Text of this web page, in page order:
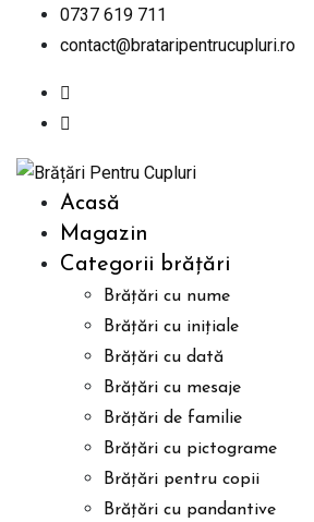
0737 619 711
contact@brataripentrucupluri.ro
Acasă
Magazin
Categorii brățări
Brățări cu nume
Brățări cu inițiale
Brățări cu dată
Brățări cu mesaje
Brățări de familie
Brățări cu pictograme
Brățări pentru copii
Brățări cu pandantive